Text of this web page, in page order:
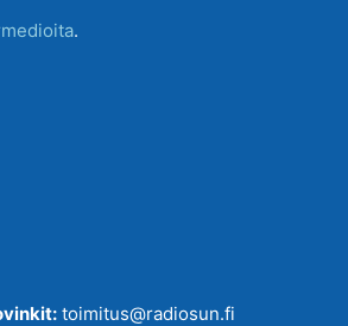
.
toimitus@radiosun.fi